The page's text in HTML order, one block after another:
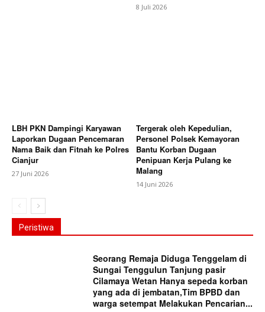
8 Juli 2026
LBH PKN Dampingi Karyawan
Laporkan Dugaan Pencemaran
Nama Baik dan Fitnah ke Polres
Cianjur
27 Juni 2026
Tergerak oleh Kepedulian,
Personel Polsek Kemayoran
Bantu Korban Dugaan
Penipuan Kerja Pulang ke
Malang
14 Juni 2026
Peristiwa
Seorang Remaja Diduga Tenggelam di
Sungai Tenggulun Tanjung pasir
Cilamaya Wetan Hanya sepeda korban
yang ada di jembatan,Tim BPBD dan
warga setempat Melakukan Pencarian...